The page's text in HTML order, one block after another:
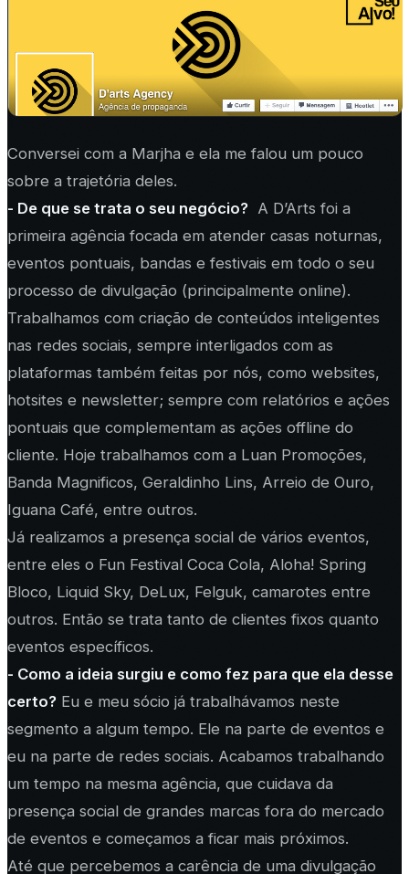
Conversei com a Marjha e ela me falou um pouco
sobre a trajetória deles.
- De que se trata o seu negócio? A D’Arts foi a
primeira agência focada em atender casas noturnas,
eventos pontuais, bandas e festivais em todo o seu
processo de divulgação (principalmente online).
Trabalhamos com criação de conteúdos inteligentes
nas redes sociais, sempre interligados com as
plataformas também feitas por nós, como websites,
hotsites e newsletter; sempre com relatórios e ações
pontuais que complementam as ações offline do
cliente. Hoje trabalhamos com a Luan Promoções,
Banda Magnificos, Geraldinho Lins, Arreio de Ouro,
Iguana Café, entre outros.
Já realizamos a presença social de vários eventos,
entre eles o Fun Festival Coca Cola, Aloha! Spring
Bloco, Liquid Sky, DeLux, Felguk, camarotes entre
outros. Então se trata tanto de clientes fixos quanto
eventos específicos.
- Como a ideia surgiu e como fez para que ela desse
certo? Eu e meu sócio já trabalhávamos neste
segmento a algum tempo. Ele na parte de eventos e
eu na parte de redes sociais. Acabamos trabalhando
um tempo na mesma agência, que cuidava da
presença social de grandes marcas fora do mercado
de eventos e começamos a ficar mais próximos.
Até que percebemos a carência de uma divulgação